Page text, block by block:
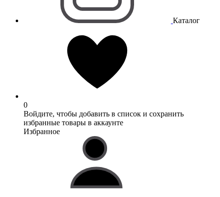
Каталог
0
Войдите, чтобы добавить в список и сохранить
избранные товары в аккаунте
Избранное